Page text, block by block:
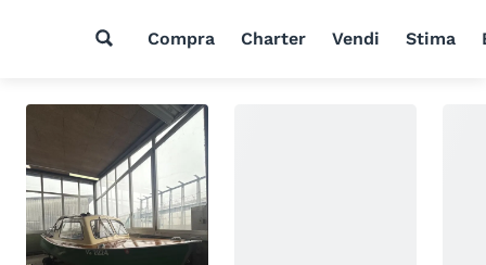
Compra Charter Vendi Stima